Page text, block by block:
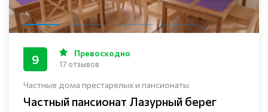
Частные дома престарелых и пансионаты
Частный пансионат Лазурный берег
9 Превосходно
17 отзывов